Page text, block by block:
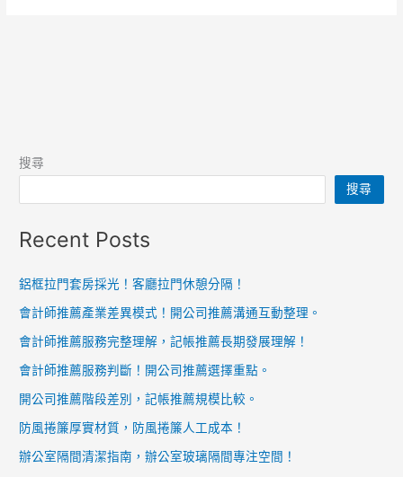
搜尋
搜尋
Recent Posts
鋁框拉門套房採光！客廳拉門休憩分隔！
會計師推薦產業差異模式！開公司推薦溝通互動整理。
會計師推薦服務完整理解，記帳推薦長期發展理解！
會計師推薦服務判斷！開公司推薦選擇重點。
開公司推薦階段差別，記帳推薦規模比較。
防風捲簾厚實材質，防風捲簾人工成本！
辦公室隔間清潔指南，辦公室玻璃隔間專注空間！